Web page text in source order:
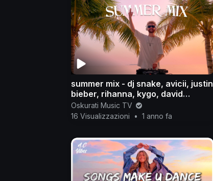
summer mix - dj snake, avicii, justin
bieber, rihanna, kygo, david
guetta, calvin harris, jonas blue
Oskurati Music TV
16 Visualizzazioni
• 1 anno fa